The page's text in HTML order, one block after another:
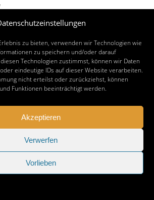
zu bieten, verwenden wir Technologien wie
zu speichern und/oder darauf
Technologien zustimmst, können wir Daten
eindeutige IDs auf dieser Website verarbeiten.
nicht erteilst oder zurückziehst, können
Funktionen beeinträchtigt werden.
Akzeptieren
Verwerfen
Vorlieben
im Frühjahr